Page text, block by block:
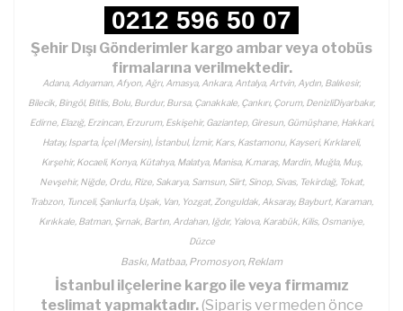
0212 596 50 07
Şehir Dışı Gönderimler kargo ambar veya otobüs
firmalarına verilmektedir.
Adana, Adıyaman, Afyon, Ağrı, Amasya, Ankara, Antalya, Artvin, Aydın, Balıkesir,
Bilecik, Bingöl, Bitlis, Bolu, Burdur, Bursa, Çanakkale, Çankırı, Çorum, DenizliDiyarbakır,
Edirne, Elazığ, Erzincan, Erzurum, Eskişehir, Gaziantep, Giresun, Gümüşhane, Hakkari,
Hatay, Isparta, İçel (Mersin), İstanbul, İzmir, Kars, Kastamonu, Kayseri, Kırklareli,
Kırşehir, Kocaeli, Konya, Kütahya, Malatya, Manisa, K.maraş, Mardin, Muğla, Muş,
Nevşehir, Niğde, Ordu, Rize, Sakarya, Samsun, Siirt, Sinop, Sivas, Tekirdağ, Tokat,
Trabzon, Tunceli, Şanlıurfa, Uşak, Van, Yozgat, Zonguldak, Aksaray, Bayburt, Karaman,
Kırıkkale, Batman, Şırnak, Bartın, Ardahan, Iğdır, Yalova, Karabük, Kilis, Osmaniye,
Düzce
Baskı, Matbaa, Promosyon, Reklam
İstanbul ilçelerine kargo ile veya firmamız
teslimat yapmaktadır. (Sipariş vermeden önce